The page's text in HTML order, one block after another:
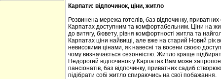
Карпати: відпочинок, ціни, житло
Розвинена мережа готелів, баз відпочинку,
Карпатах доступним та комфортабельним. Ціни на
до витягу, бювету, рівня комфортності житла та
Карпатах ціни найвищі, але вже на старий Новий рік
невисокими цінами, як навесні та восени своєю
чому визначається сезонністю. Житло краще
Недорогий відпочинок у Карпатах Вам може
пансіонатів, баз відпочинку, приватних садиб
підібрати собі житло спираючись на свої побажання.